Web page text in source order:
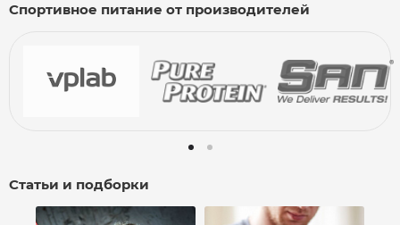
Спортивное питание от производителей
Статьи и подборки